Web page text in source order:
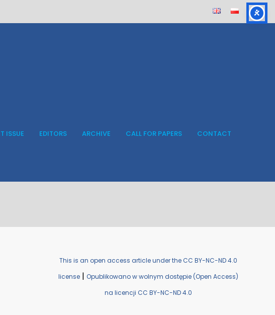
ISSUE EDITORS ARCHIVE CALL FOR PAPERS CONTACT
This is an open access article under the CC BY-NC-ND 4.0
license | Opublikowano w wolnym dostępie (Open Access)
na licencji CC BY-NC-ND 4.0